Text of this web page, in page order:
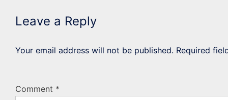
Leave a Reply
Your email address will not be published. Required
Comment *